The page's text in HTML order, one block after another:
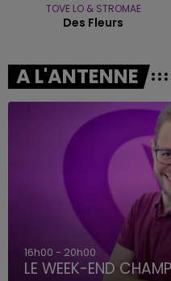
TOVE LO & STROMAE
Des Fleurs
A L'ANTENNE
7h00 - 12h00
LE WEEK-END